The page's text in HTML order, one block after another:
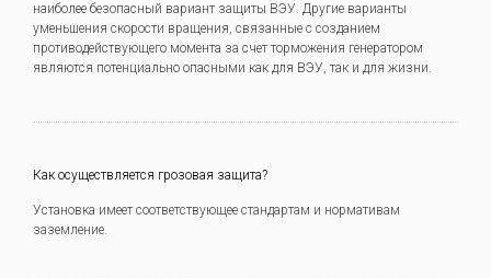
наиболее безопасный вариант защиты ВЭУ. Другие варианты
уменьшения скорости вращения, связанные с созданием
противодействующего момента за счет торможения генератором
являются потенциально опасными как для ВЭУ, так и для жизни.
Как осуществляется грозовая защита?
Установка имеет соответствующее стандартам и нормативам
заземление.